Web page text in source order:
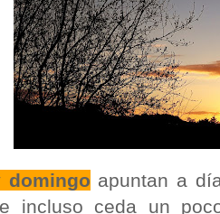
domingo apuntan a
incluso ceda un